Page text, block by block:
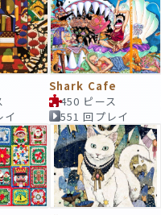
イ
Shark Cafe
450 ピース
551 回プレイ